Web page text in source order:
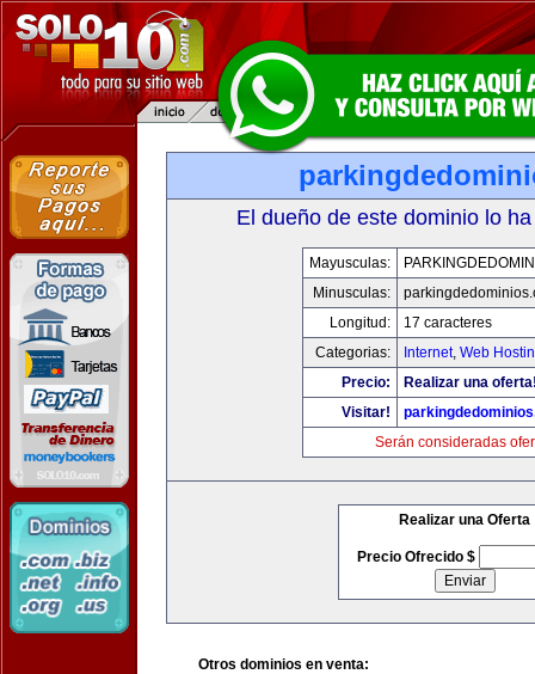
El dueño de este dominio lo
Mayusculas:
Minusculas:
Longitud:
17 caracteres
Categorias:
Internet, Web
Precio:
Realizar una
Visitar!
Serán consideradas
Realizar una Oferta
Precio Ofrecido $
Otros dominios en venta: